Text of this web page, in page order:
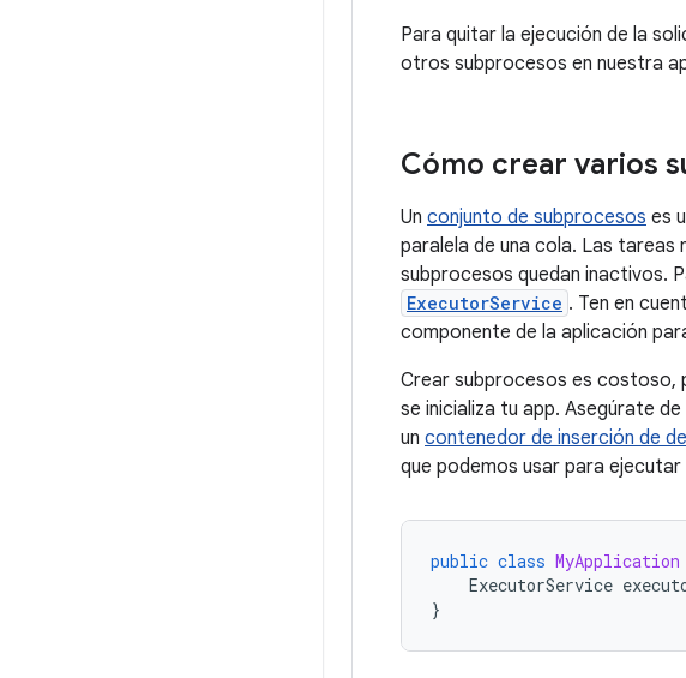
Para quitar la ejecución de la
otros subprocesos en nuestra
Cómo crear varios
Un conjunto de subprocesos es
paralela de una cola. Las tareas
subprocesos quedan inactivos.
ExecutorService . Ten en
componente de la aplicación
Crear subprocesos es costoso,
se inicializa tu app. Asegúrate
un contenedor de inserción de
que podemos usar para
public class MyApplication
ExecutorService
}